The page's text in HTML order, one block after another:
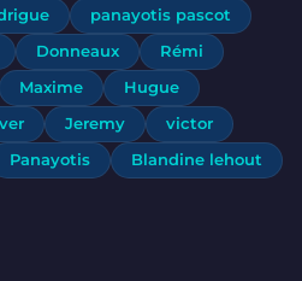
panayotis pascot
Donneaux
Rémi
Maxime
Hugue
Jeremy
victor
Panayotis Blandine lehout